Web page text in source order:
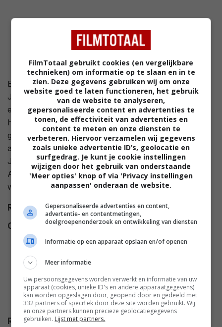
Een jaar na de pijnlijke breuk met haar vriendje, staat
Jamie Spellman aan het hoofd van Canvas Creations,
een kunstacademie voor jongeren. Aanvankelijk was
het bedoeling om haar baan te combineren met haar
grote passie, schilderen, maar nu beseft Jamie dat ze
al maanden geen penseel meer heeft vastgenomen.
Jamie wordt aangespoord door haar beste vriendin
Ava om zich eindelijk weer aan haar grote liefde te
wijden.
Regie Peter DeLuise.
Cast
Brenda Crichlow,Kathleen
Duborg,Daryl Shuttleworth,
Hilary Jardine
Henn,Heather-Claire Nortey,
Matthew James Dowden,
James Rha,Nyla Alleyne.
Release
30.03.2019
FilmTotaal gebruikt cookies (en vergelijkbare
technieken) om informatie op te slaan en in te
zien. Deze gegevens gebruiken wij om onze
website goed te laten functioneren, het gebruik
van de website te analyseren,
gepersonaliseerde content en advertenties te
tonen, de effectiviteit van advertenties en
content te meten en onze diensten te
verbeteren. Hiervoor verzamelen wij gegevens
zoals unieke advertentie ID’s, geolocatie en
surfgedrag. Je kunt je cookie instellingen
wijzigen door het gebruik van onderstaande
'Meer opties' knop of via 'Privacy instellingen
aanpassen' onderaan de website.
Gepersonaliseerde advertenties en content,
advertentie- en contentmetingen,
doelgroepenonderzoek en ontwikkeling van diensten
Informatie op een apparaat opslaan en/of openen
Meer informatie
Uw persoonsgegevens worden verwerkt en informatie van uw
apparaat (cookies, unieke ID's en andere apparaatgegevens)
kan worden opgeslagen door, geopend door en gedeeld met
332 partners of specifiek door deze site worden gebruikt. Wij
en onze partners kunnen precieze geolocatiegegevens
gebruiken. Lijst met partners.